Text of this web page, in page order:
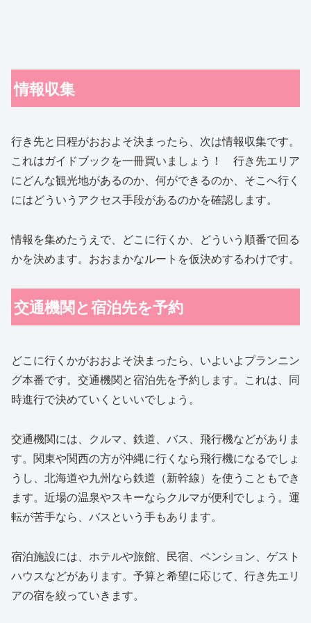
情報収集
行き先と日程がおおよそ決まったら、次は情報収集です。
これはガイドブックを一冊買いましょう！ 行き先エリア
にどんな観光地があるのか、何ができるのか、そこへ行く
にはどういうアクセス手段があるのかを確認します。
情報を集めたうえで、どこに行くか、どういう順番で回る
かを決めます。おおまかなルートを仮決めするわけです。
交通機関と宿泊先を予約
どこに行くかがおおよそ決まったら、いよいよプランニン
グ本番です。交通機関と宿泊先を予約します。これは、同
時進行で決めていくといいでしょう。
交通機関には、クルマ、鉄道、バス、飛行機などがありま
す。関東や関西の方が沖縄に行くなら飛行機になるでしょ
うし、北海道や九州なら鉄道（新幹線）を使うこともでき
ます。近場の温泉やスキーならクルマが便利でしょう。運
転が苦手なら、バスという手もあります。
宿泊施設には、ホテルや旅館、民宿、ペンション、ゲスト
ハウスなどがあります。予算と希望に応じて、行き先エリ
アの宿を絞っていきます。